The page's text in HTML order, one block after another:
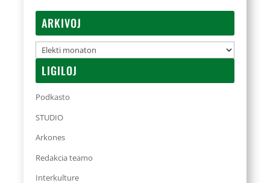
ARKIVOJ
Arkivoj
LIGILOJ
Podkasto
STUDIO
Arkones
Redakcia teamo
Interkulture